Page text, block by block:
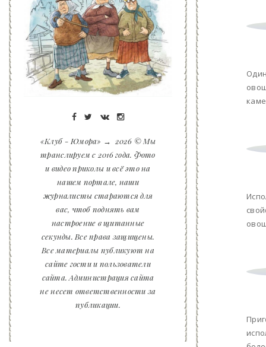
«Клуб - Юмора» → 2026 © Мы
транслируем с 2016 года. Фото
и видео приколы и всё это на
нашем портале, наши
журналисты стараются для
вас, чтоб поднять вам
настроение в щитанные
секунды. Все права защищены.
Все материалы публикуют на
сайте гости и пользователи
сайта. Администрация сайта
не несет ответственности за
публикации.